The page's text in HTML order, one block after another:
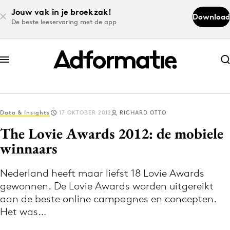
Jouw vak in je broekzak!
De beste leeservaring met de app
Download
Abonneer nu
Abonneer nu
Log in
Volg het laatste nieuws via de Adformatie
Nieuws app
Data & Insights 17 OKTOBER 2012 RICHARD OTTO
The Lovie Awards 2012: de mobiele
winnaars
Nederland heeft maar liefst 18 Lovie Awards
gewonnen. De Lovie Awards worden uitgereikt
aan de beste online campagnes en concepten.
Het was…